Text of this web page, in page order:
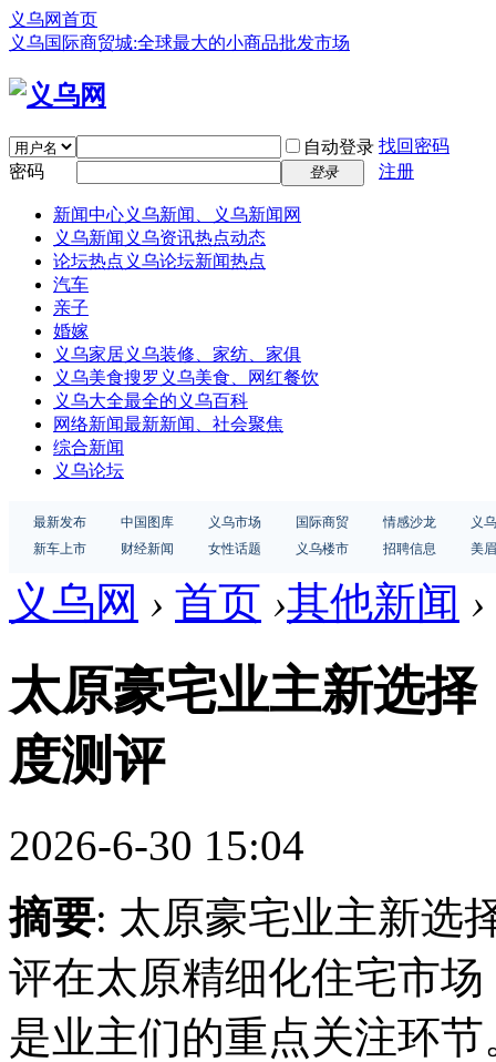
义乌网首页
义乌国际商贸城:全球最大的小商品批发市场
自动登录 找回密码
密码
登录 注册
新闻中心义乌新闻、义乌新闻网
义乌新闻 义乌资讯热点动态
论坛热点 义乌论坛新闻热点
汽车
亲子
婚嫁
义乌家居义乌装修、家纺、家俱
义乌美食搜罗义乌美食、网红餐饮
义乌大全最全的义乌百科
网络新闻最新新闻、社会聚焦
综合新闻
义乌论坛
最新发布 中国图库 义乌市场 国际商贸 情感沙龙
义
新车上市
财经新闻 女性话题 义乌楼市 招聘信息 美
义乌网 › 首页 ›其他新闻 ›
太原豪宅业主新选
度测评
2026-6-30 15:04
摘要: 太原豪宅业主新选
评在太原精细化住宅市
是业主们的重点关注环